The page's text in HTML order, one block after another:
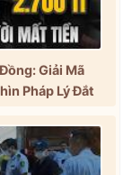
Giải Mã
Pháp Lý Đắt